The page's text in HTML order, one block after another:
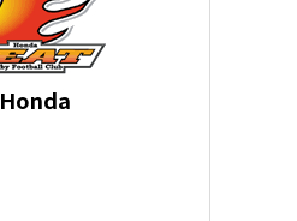
Honda